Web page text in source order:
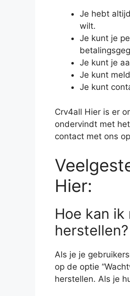
Je hebt
wilt.
Je kunt je
Je kunt je
Je kunt
Je kunt
Crv4all Hier is er
ondervindt met
contact met ons
Hier:
Hoe kan
herstellen?
Als je je
op de optie
herstellen. Als je